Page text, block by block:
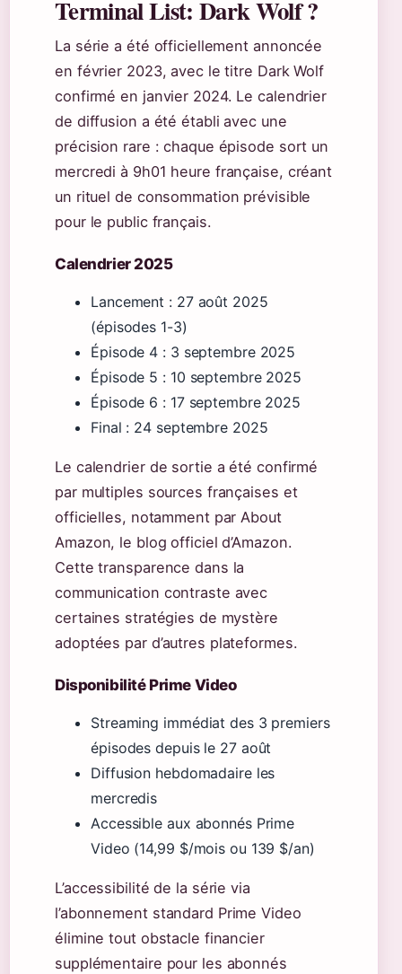
Terminal List: Dark Wolf ?
La série a été officiellement annoncée
en février 2023, avec le titre Dark Wolf
confirmé en janvier 2024. Le calendrier
de diffusion a été établi avec une
précision rare : chaque épisode sort un
mercredi à 9h01 heure française, créant
un rituel de consommation prévisible
pour le public français.
Calendrier 2025
Lancement : 27 août 2025
(épisodes 1-3)
Épisode 4 : 3 septembre 2025
Épisode 5 : 10 septembre 2025
Épisode 6 : 17 septembre 2025
Final : 24 septembre 2025
Le calendrier de sortie a été confirmé
par multiples sources françaises et
officielles, notamment par About
Amazon, le blog officiel d’Amazon.
Cette transparence dans la
communication contraste avec
certaines stratégies de mystère
adoptées par d’autres plateformes.
Disponibilité Prime Video
Streaming immédiat des 3 premiers
épisodes depuis le 27 août
Diffusion hebdomadaire les
mercredis
Accessible aux abonnés Prime
Video (14,99 $/mois ou 139 $/an)
L’accessibilité de la série via
l’abonnement standard Prime Video
élimine tout obstacle financier
supplémentaire pour les abonnés